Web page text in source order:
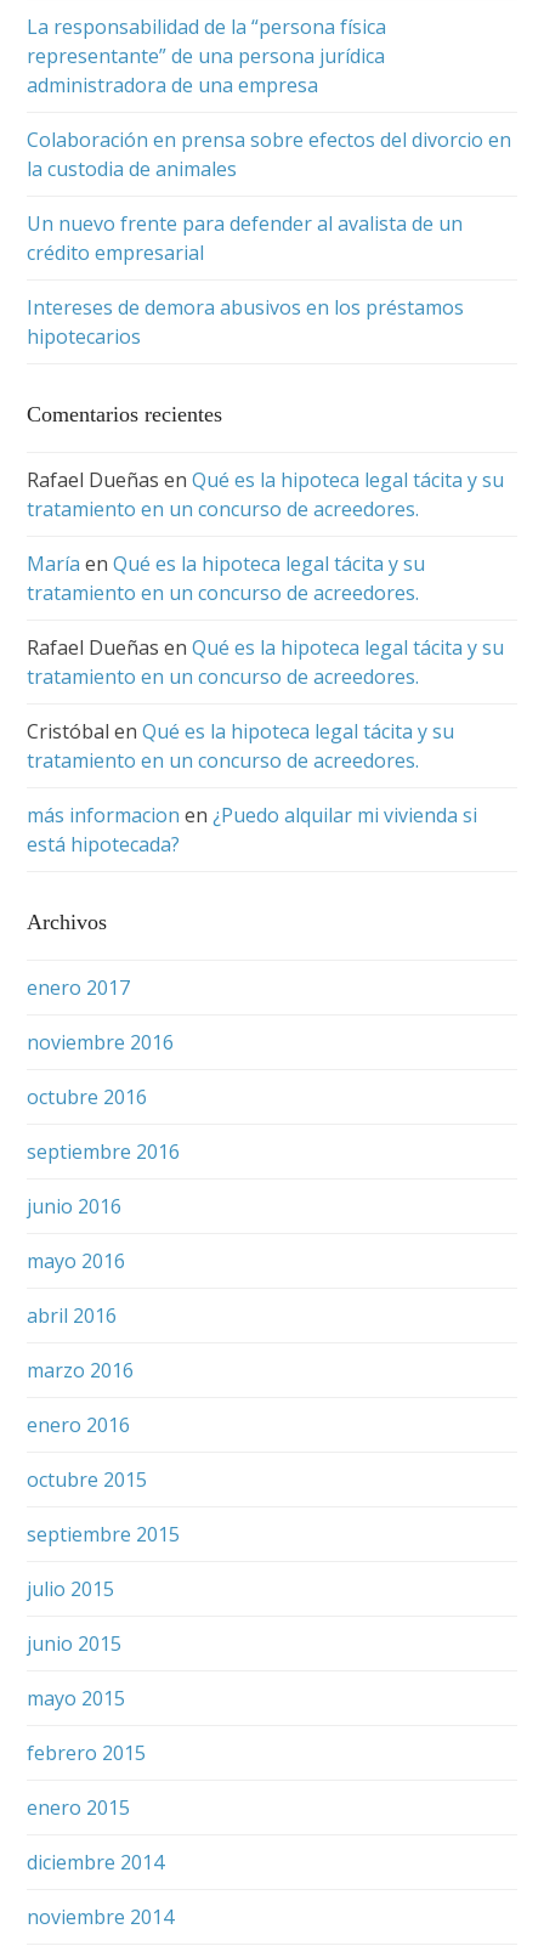
La responsabilidad de la “persona física
representante” de una persona jurídica
administradora de una empresa
Colaboración en prensa sobre efectos del divorcio en
la custodia de animales
Un nuevo frente para defender al avalista de un
crédito empresarial
Intereses de demora abusivos en los préstamos
hipotecarios
Comentarios recientes
Rafael Dueñas enQué es la hipoteca legal tácita y su
tratamiento en un concurso de acreedores.
María enQué es la hipoteca legal tácita y su
tratamiento en un concurso de acreedores.
Rafael Dueñas enQué es la hipoteca legal tácita y su
tratamiento en un concurso de acreedores.
Cristóbal enQué es la hipoteca legal tácita y su
tratamiento en un concurso de acreedores.
más informacion en¿Puedo alquilar mi vivienda si
está hipotecada?
Archivos
enero 2017
noviembre 2016
octubre 2016
septiembre 2016
junio 2016
mayo 2016
abril 2016
marzo 2016
enero 2016
octubre 2015
septiembre 2015
julio 2015
junio 2015
mayo 2015
febrero 2015
enero 2015
diciembre 2014
noviembre 2014